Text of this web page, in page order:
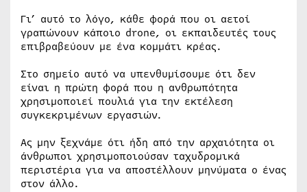
Γι’ αυτό το λόγο, κάθε φορά που οι αετοί
γραπώνουν κάποιο drone, οι εκπαιδευτές τους
επιβραβεύουν με ένα κομμάτι κρέας.
Στο σημείο αυτό να υπενθυμίσουμε ότι δεν
είναι η πρώτη φορά που η ανθρωπότητα
χρησιμοποιεί πουλιά για την εκτέλεση
συγκεκριμένων εργασιών.
Ας μην ξεχνάμε ότι ήδη από την αρχαιότητα οι
άνθρωποι χρησιμοποιούσαν ταχυδρομικά
περιστέρια για να αποστέλλουν μηνύματα ο ένας
στον άλλο.